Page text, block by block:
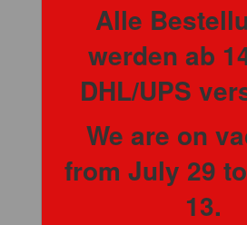
Alle
werden ab
DHL/UPS
We are on
from July 29
13.